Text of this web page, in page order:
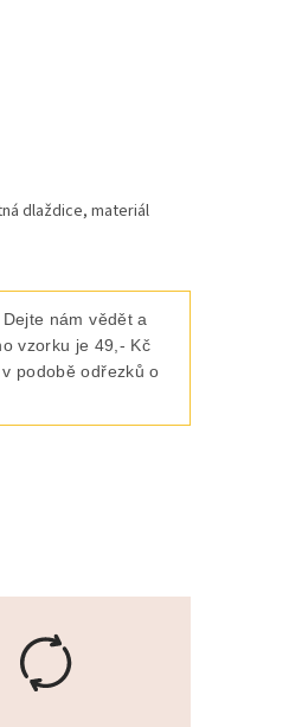
dlaždice, materiál
nám vědět a
vzorku je 49,- Kč
podobě odřezků o